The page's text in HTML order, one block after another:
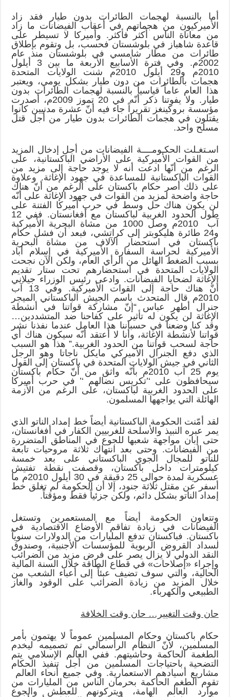
أما بالنسبة لهجمات الطائرات بدون طيار فقد زاد
الأميركيون من هجماتهم في أعقاب الفيضانات ما زاد
من معاناة الناس أكثر فأكثر. وأميركا لا تسيطر على
قاعدة شاهباز في بلوشستان فحسب، بل وتقوم بإطلاق
طائرات من مطار شامسي في بلوشستان منذ عام
2002م. وفي فترة الأسابيع الأربعة ما بين 3 أيلول
2010م و29 أيلول 2010م شنت الولايات المتحدة
هجمات بالطائرات من دون طيار بشكل يومي، ويعتبر
هذا العام عاماً قياسياً بالنسبة لهجمات الطائرات بدون
طيار. ولا يفوتنا ذكر أنّه في 20 تموز 2009م، أصدرت
مؤسسة بروكينغز تقريراً جاء فيه أنّ عشرة مدنيين كانوا
يقتلون في هجمات الطائرات بدون طيار من أجل قتل
مسلح واحد.
اسـتغـلت الحكـومــــة الفيضانات من أجل إدخال المزيد
من القوات الأميركية على الأراضي الباكستانية، على
الرغم من أنّها ادعت أنه لا يوجد حاجة إلى مزيد من
القوات الباكستانية للمساعدة في جهود الإغاثة. وعلاوة
على ذلك أصر حكام باكستان على الرغم من أنّ هناك
حاجة واضحة لمزيد من القوات في جهود الإغاثة على أنّه
لن يكون هناك حل وسط في حرب أميركا الفتنة على
طول الحدود الغربية لباكستان مع أفغانستان. ففي 12
آب 2010م وصل 1000 من مشاة البحرية الأميركية
و24 طائرة هليكوبتر إلى كراتشي، فبعد أن فشل حكام
باكستان في استحضار الآلاف من مشاة البحرية
الأميركية لحراسة السفارة الأميركية في إسلام أباد
بسبب الضغط الهائل من الرأي العام، ولكن الآن نجحت
الولايات المتحدة في استحضارهم تحت ستار تقديم
الإغاثة لضحايا الفيضانات. وادعى رئيس الوزراء جيلاني
أنّ هناك حاجة إلى القوات الأميركية. وفي 13 آب
2010م قال المتحدث باسم الجيش الباكستاني الميجر
جنرال أطهر عباس “إنّ مشاركة قواتنا في أنشطة
الإغاثة لن يكون له تأثير على كفاحنا ضد المتشددين…
وقد كنا وضعنا في حسباننا هذا العامل عندما نفذنا نشر
قواتنا لأنشطة الإغاثة، وأنا لا أعتقد أنّه سيكون هناك أي
حاجة لسحب قواتنا من الحدود الغربية.” هذا هو السبب
الذي دفع الجنرال الأميركي مايكل ناجاتا وهو الرجل
الثاني في جيش الولايات المتحدة في باكستان إلى القول
يوم 25 آب 2010م بأنّه واثق من أنّ حكام باكستان
سيحافظون على ‘’تكريس نضالهم ‘’ في حرب أميركا
على الحدود الغربية لباكستان، على الرغم من الأزمة
الهائلة التي يواجهها المسلمون.
لقد أمّنت الحكومة الباكستانية أيضاً خط إمداد الناتو الذي
يمر عبره النبيذ والأسلحة للغربيين الكفار في أفغانستان،
حتى إبان مواجهة شعبها للجوع في المناطق المتضررة
من الفيضانات. وحتى بعد انتهاك ثلاثة مروحيات تابعة
للناتو للمجال الجوي الباكستاني على بعد خمسة
كيلومترات داخل باكستان، وقصفت نقطة تفتيش
عسكرية لمدة حوالى 25 دقيقة في 30 أيلول 2010م ما
أسفر عن مقتل ثلاثة جنود، إلا أن الحكومة لم تغلق خط
إمداد الناتو بشكل دائم، ولكن جزئياً فقط ومؤقتاً.
وتتعاون الحكومة أيضاً مع المستعمرين وتستغل
الفيضانات في زيادة تفاقم الأوضاع الاقتصادية في
باكستان. فباكستان تدفع المليارات من الدولارات سنوياً
لسداد القروض الربوية للمؤسسات الأجنبية، وصندوق
النقد الدولي لا يزال يصر على فرض مزيد من الضرائب
وإجراء «إصلاحات» في قطاع الطاقة خلال السنة المالية
الحالية، والتي سوف تضيف عبئاً إلى أعباء الشعب من
خلال المزيد من زيادة الضرائب على الوقود والغاز
الطبيعي والكهرباء.
حان وقت التغيير… حان وقت الخلافة
حكام باكستان وحكام المسلمين عموماً لا يهتمون بأمر
المسلمين، لأنّ النظام الرأسمالي تم تصميمه ليخدم
الطغمة الحاكمة وحاشيتهم. ففي العالم الإسلامي يتم
التضحية باحتياجات المسلمين من أجل تنفيذ الحكام
مشاريع أسيادهم الاستعمارية. وفي جميع أنحاء العالم
تقوم الطغم الحاكمة بحرمان الناس من المليارات من
موارد العالم الهامة، ويتركونهم للعطش والجوع